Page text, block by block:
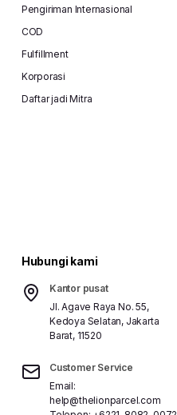
Pengiriman Internasional
COD
Fulfillment
Korporasi
Daftar jadi Mitra
Hubungi kami
Kantor pusat
Jl. Agave Raya No. 55,
Kedoya Selatan, Jakarta
Barat, 11520
Customer Service
Email:
help@thelionparcel.com